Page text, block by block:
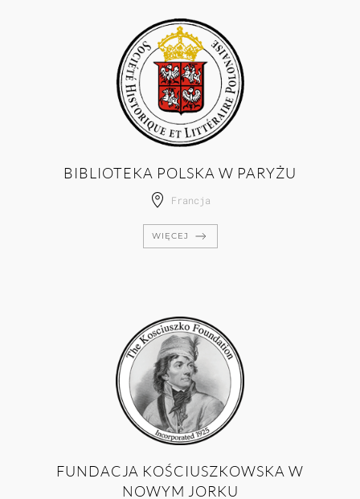
BIBLIOTEKA POLSKA W PARYŻU
Francja
WIĘCEJ
FUNDACJA KOŚCIUSZKOWSKA W
NOWYM JORKU